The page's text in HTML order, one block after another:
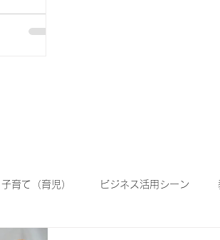
子育て（育児） ビジネス活用シーン